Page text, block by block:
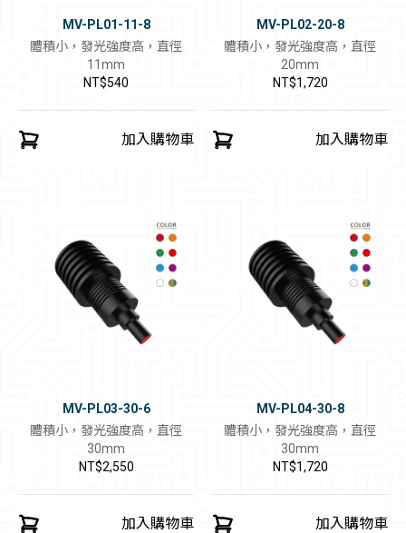
MV-PL01-11-8
體積小，發光強度高，直徑
11mm
NT$540
加入購物車
MV-PL02-20-8
體積小，發光強度高，直徑
20mm
NT$1,720
加入購物車
MV-PL03-30-6
體積小，發光強度高，直徑
30mm
NT$2,550
加入購物車
MV-PL04-30-8
體積小，發光強度高，直徑
30mm
NT$1,720
加入購物車